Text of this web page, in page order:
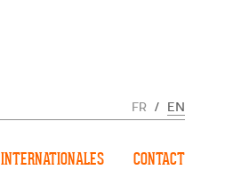
FR / EN
CONTACT